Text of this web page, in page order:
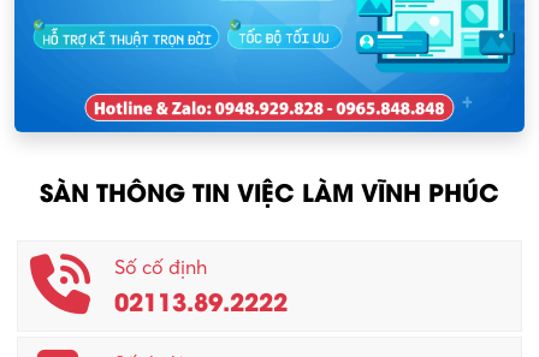
Nhân viên kinh doanh
Nhân viên thu mua
Nhân viên CSKH
Phục vụ khác
Promotion Girl (PG)
KCN Sông Lô I
KCN Tam Dương
SÀN THÔNG TIN VIỆC LÀM VĨNH PHÚC
Số cố định
02113.89.2222